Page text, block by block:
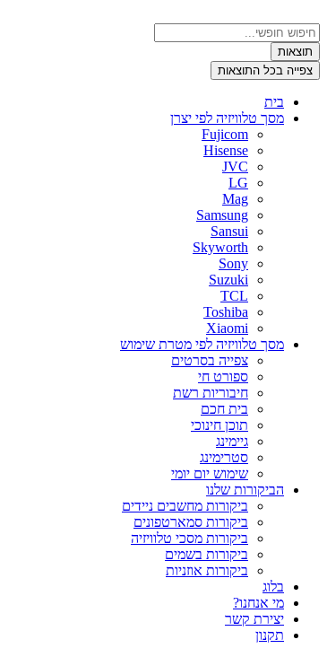
לתוכן
Search
...תוצאות
צפייה בכל התוצאות
בית
מסך טלוויזיה לפי יצרן
Fujicom
Hisense
JVC
LG
Mag
Samsung
Sansui
Skyworth
Sony
Suzuki
TCL
Toshiba
Xiaomi
מסך טלוויזיה לפי מטרת שימוש
צפייה בסרטים
ספורט חי
חיבוריות רשת
בית חכם
תוכן חינוכי
גיימינג
סטרימינג
שימוש יום יומי
הביקורות שלנו
ביקורות מחשבים ניידים
ביקורות סמארטפונים
ביקורות מסכי טלוויזיה
ביקורות בשמים
ביקורות אוזניות
בלוג
מי אנחנו?
יצירת קשר
תקנון